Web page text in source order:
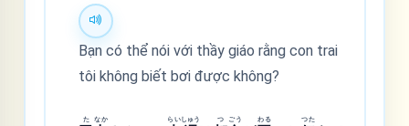
Bạn có thể nói với thầy giáo rằng con trai
tôi không biết bơi được không?
た なか らいしゅう つ ごう わる つた